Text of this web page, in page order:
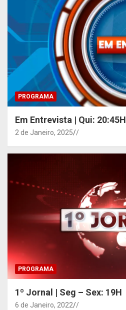
PROGRAMA
Em Entrevista | Qui: 20:45H
2 de Janeiro, 2025 /
PROGRAMA
1º Jornal | Seg – Sex: 19H
6 de Janeiro, 2022 /